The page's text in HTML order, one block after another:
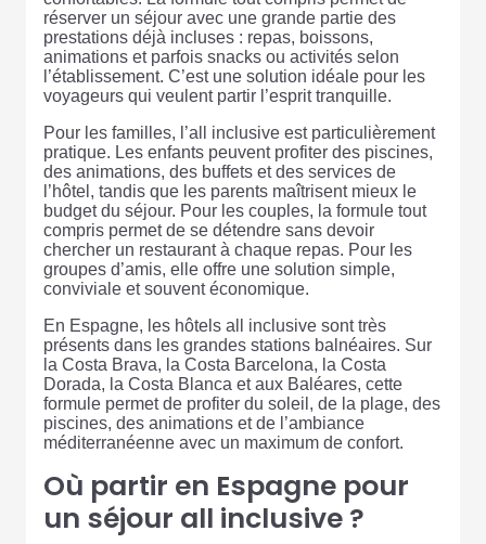
réserver un séjour avec une grande partie des
prestations déjà incluses : repas, boissons,
animations et parfois snacks ou activités selon
l’établissement. C’est une solution idéale pour les
voyageurs qui veulent partir l’esprit tranquille.
Pour les familles, l’all inclusive est particulièrement
pratique. Les enfants peuvent profiter des piscines,
des animations, des buffets et des services de
l’hôtel, tandis que les parents maîtrisent mieux le
budget du séjour. Pour les couples, la formule tout
compris permet de se détendre sans devoir
chercher un restaurant à chaque repas. Pour les
groupes d’amis, elle offre une solution simple,
conviviale et souvent économique.
En Espagne, les hôtels all inclusive sont très
présents dans les grandes stations balnéaires. Sur
la Costa Brava, la Costa Barcelona, la Costa
Dorada, la Costa Blanca et aux Baléares, cette
formule permet de profiter du soleil, de la plage, des
piscines, des animations et de l’ambiance
méditerranéenne avec un maximum de confort.
Où partir en Espagne pour
un séjour all inclusive ?